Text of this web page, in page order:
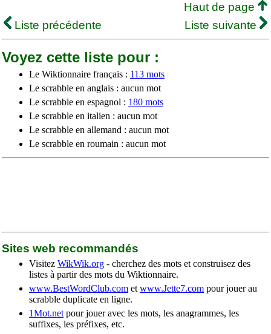
Haut de page
Liste précédente
Liste suivante
Voyez cette liste pour :
Le Wiktionnaire français : 113 mots
Le scrabble en anglais : aucun mot
Le scrabble en espagnol : 180 mots
Le scrabble en italien : aucun mot
Le scrabble en allemand : aucun mot
Le scrabble en roumain : aucun mot
Sites web recommandés
Visitez WikWik.org - cherchez des mots et construisez des
listes à partir des mots du Wiktionnaire.
www.BestWordClub.com et www.Jette7.com pour jouer au
scrabble duplicate en ligne.
1Mot.net pour jouer avec les mots, les anagrammes, les
suffixes, les préfixes, etc.